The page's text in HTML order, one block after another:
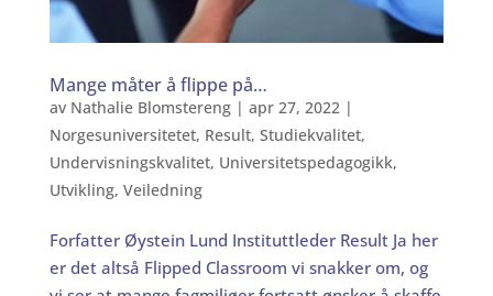
Mange måter å flippe på…
av Nathalie Blomstereng| apr 27, 2022|
Norgesuniversitetet, Result, Studiekvalitet,
Undervisningskvalitet, Universitetspedagogikk,
Utvikling, Veiledning
Forfatter Øystein Lund Instituttleder Result Ja her
er det altså Flipped Classroom vi snakker om, og